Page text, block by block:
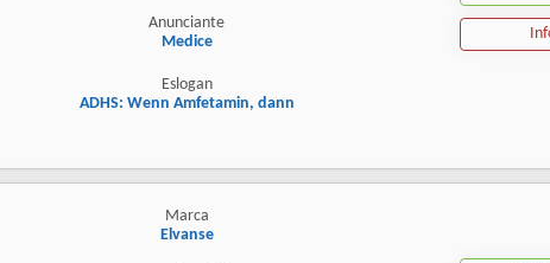
Anunciante
Medice
Eslogan
ADHS: Wenn Amfetamin, dann
Marca
Elvanse